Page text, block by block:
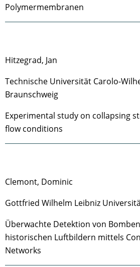
Polymermembranen
Hitzegrad, Jan
Technische Universität Carolo-
Braunschweig
Experimental study on collapsing
flow conditions
Clemont, Dominic
Gottfried Wilhelm Leibniz
Überwachte Detektion von
historischen Luftbildern mittels
Networks